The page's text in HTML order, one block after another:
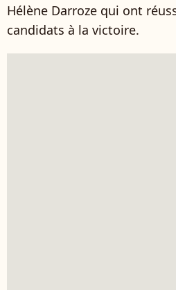
Hélène Darroze qui ont
candidats à la victoire.